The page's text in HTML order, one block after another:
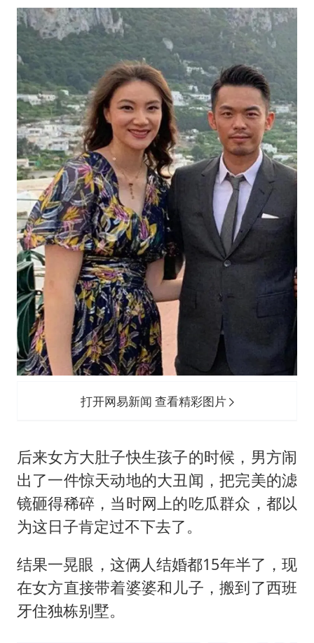
22岁女生独闯南太行失联12天
万岁山接盘烂尾恒大文旅城
习近平心系体育强国建设
打开网易新闻 查看精彩图片
后来女方大肚子快生孩子的时候，男方闹
出了一件惊天动地的大丑闻，把完美的滤
镜砸得稀碎，当时网上的吃瓜群众，都以
为这日子肯定过不下去了。
结果一晃眼，这俩人结婚都15年半了，现
在女方直接带着婆婆和儿子，搬到了西班
牙住独栋别墅。